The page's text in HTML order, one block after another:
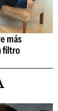
más
filtro